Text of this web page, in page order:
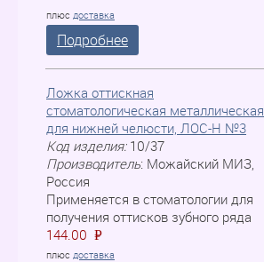
плюс доставка
Подробнее
Ложка оттискная
стоматологическая металлическая
для нижней челюсти, ЛOC-H №3
Код изделия: 10/37
Производитель: Можайский МИЗ,
Россия
Применяется в стоматологии для
получения оттисков зубного ряда
144.00
=
P
плюс доставка